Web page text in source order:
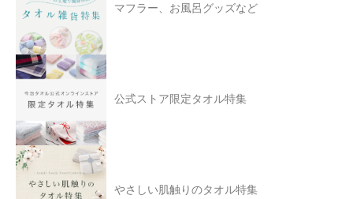
マフラー、お風呂グッズなど
公式ストア限定タオル特集
やさしい肌触りのタオル特集